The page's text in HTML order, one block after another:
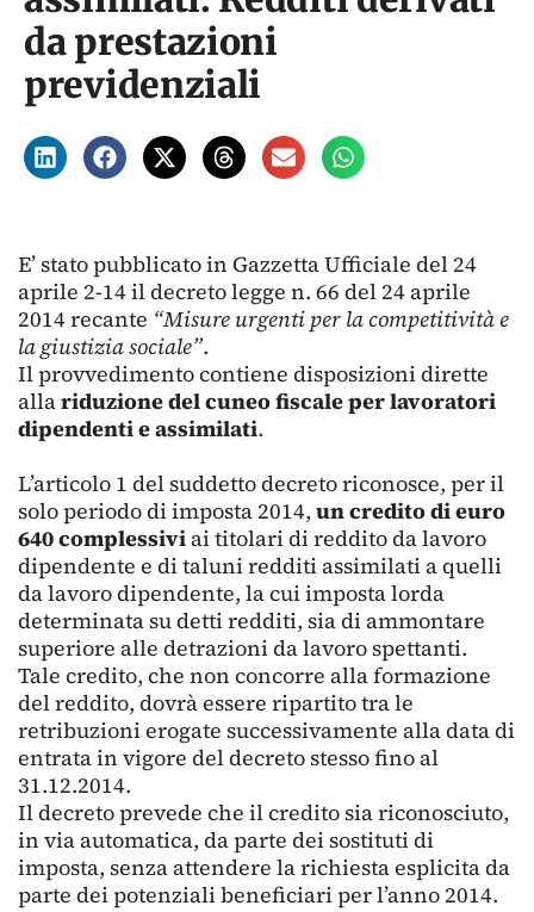
da prestazioni
previdenziali
E’ stato pubblicato in Gazzetta Ufficiale del 24
aprile 2-14 il decreto legge n. 66 del 24 aprile
2014 recante “Misure urgenti per la competitività e
la giustizia sociale”.
Il provvedimento contiene disposizioni dirette
allariduzione del cuneo fiscale per lavoratori
dipendenti e assimilati.
L’articolo 1 del suddetto decreto riconosce, per il
solo periodo di imposta 2014, un credito di euro
640 complessivi ai titolari di reddito da lavoro
dipendente e di taluni redditi assimilati a quelli
da lavoro dipendente, la cui imposta lorda
determinata su detti redditi, sia di ammontare
superiore alle detrazioni da lavoro spettanti.
Tale credito, che non concorre alla formazione
del reddito, dovrà essere ripartito tra le
retribuzioni erogate successivamente alla data di
entrata in vigore del decreto stesso fino al
31.12.2014.
Il decreto prevede che il credito sia riconosciuto,
in via automatica, da parte dei sostituti di
imposta, senza attendere la richiesta esplicita da
parte dei potenziali beneficiari per l’anno 2014.